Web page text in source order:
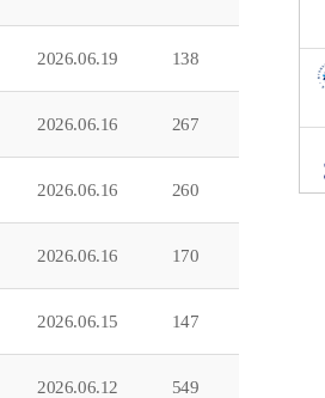
2026.06.19 138
2026.06.16 267
2026.06.16 260
2026.06.16 170
2026.06.15 147
2026.06.12 549